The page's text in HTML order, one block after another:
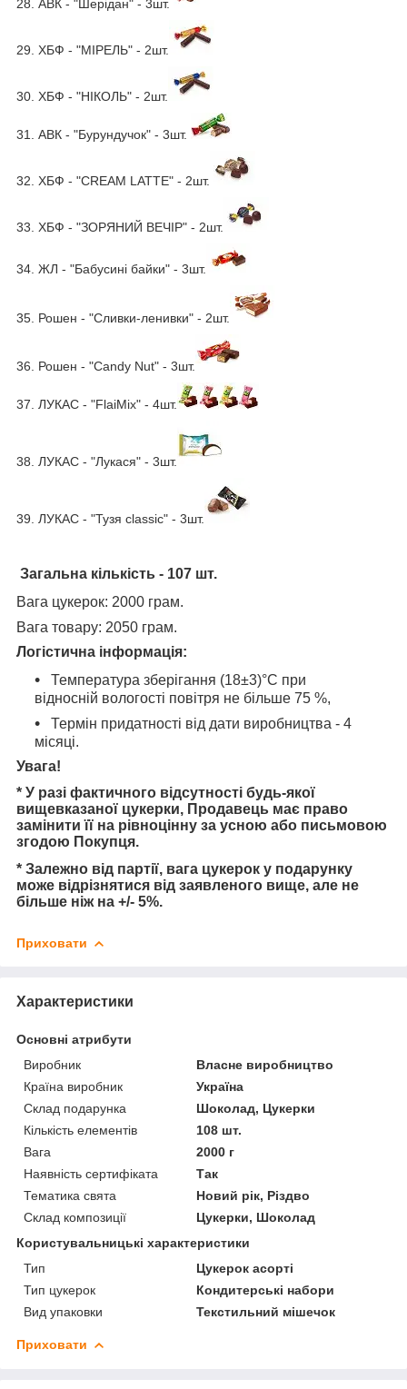
28. АВК - "Шерідан" - 3шт.
29. ХБФ - "МІРЕЛЬ" - 2шт.
30. ХБФ - "НІКОЛЬ" - 2шт.
31. АВК - "Бурундучок" - 3шт.
32. ХБФ - "CREAM LATTE" - 2шт.
33. ХБФ - "ЗОРЯНИЙ ВЕЧІР" - 2шт.
34. ЖЛ - "Бабусині байки" - 3шт.
35. Рошен - "Сливки-ленивки" - 2шт.
36. Рошен - "Candy Nut" - 3шт.
37. ЛУКАС - "FlaiMix" - 4шт.
38. ЛУКАС - "Лукася" - 3шт.
39. ЛУКАС - "Тузя classic" - 3шт.
Загальна кількість - 107 шт.
Вага цукерок: 2000 грам.
Вага товару: 2050 грам.
Логістична інформація:
Температура зберігання (18±3)°С при
відносній вологості повітря не більше 75 %,
Термін придатності від дати виробництва - 4
місяці.
Увага!
* У разі фактичного відсутності будь-якої
вищевказаної цукерки, Продавець має право
замінити її на рівноцінну за усною або письмовою
згодою Покупця.
* Залежно від партії, вага цукерок у подарунку
може відрізнятися від заявленого вище, але не
більше ніж на +/- 5%.
Приховати
Характеристики
Основні атрибути
Виробник
Власне виробництво
Країна виробник
Україна
Склад подарунка
Шоколад, Цукерки
Кількість елементів
108 шт.
Вага
2000 г
Наявність сертифіката
Так
Тематика свята
Новий рік, Різдво
Склад композиції
Цукерки, Шоколад
Користувальницькі характеристики
Тип
Цукерок асорті
Тип цукерок
Кондитерські набори
Вид упаковки
Текстильний мішечок
Приховати